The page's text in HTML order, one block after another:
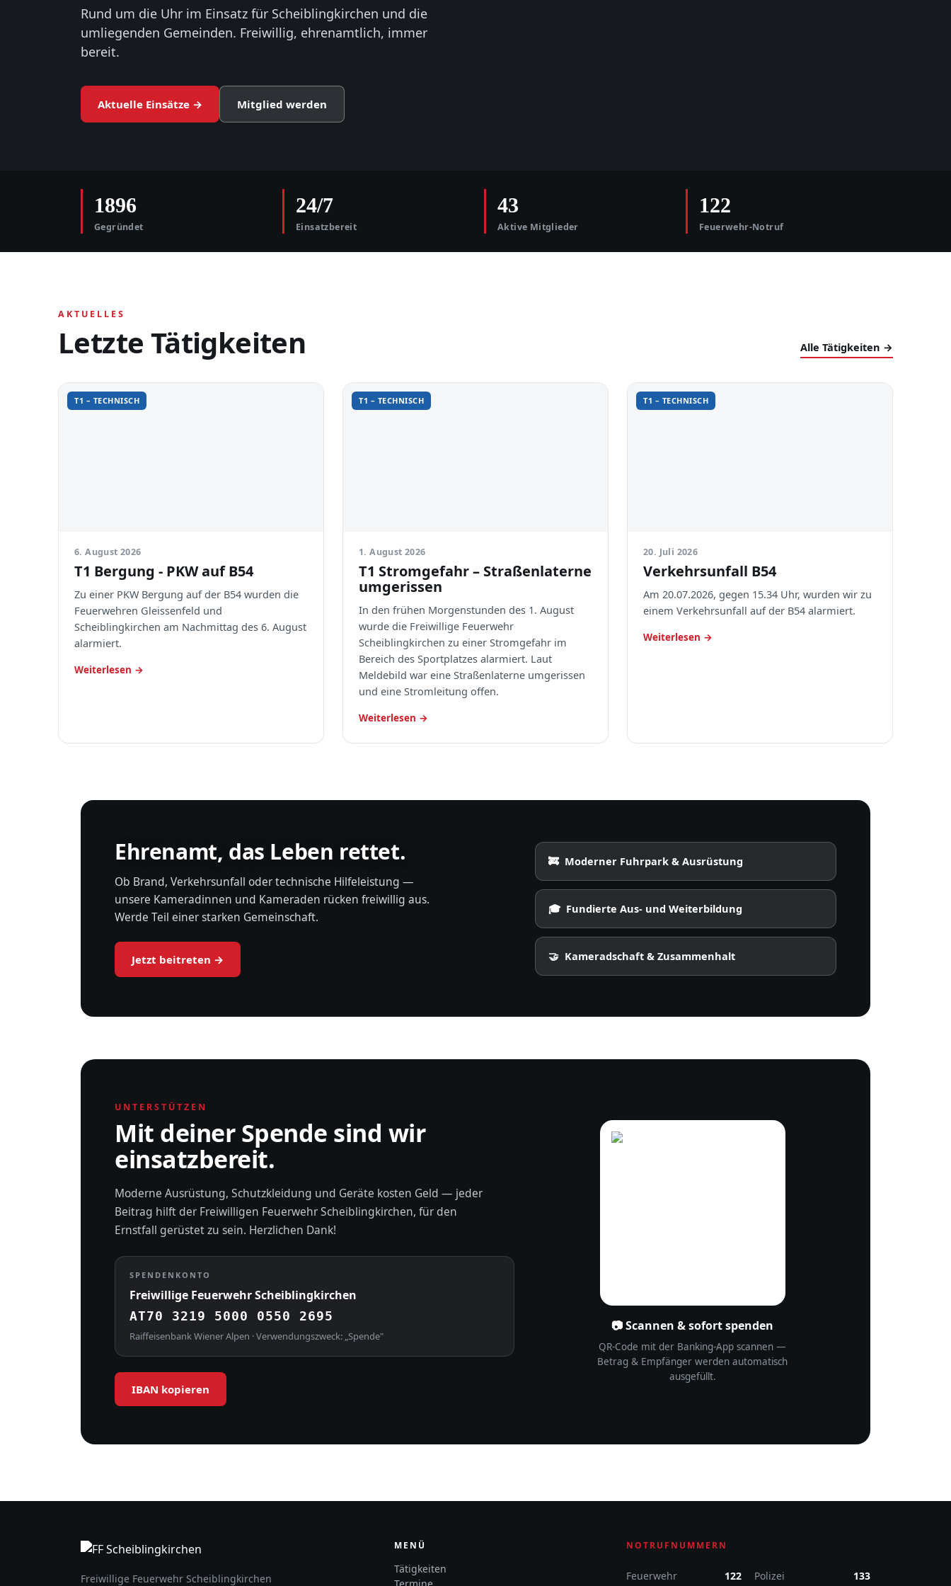
Rund um die Uhr im Einsatz für Scheiblingkirchen und die
umliegenden Gemeinden. Freiwillig, ehrenamtlich, immer
bereit.
Aktuelle Einsätze → Mitglied werden
1896
Gegründet
24/7
Einsatzbereit
43
Aktive Mitglieder
122
Feuerwehr-Notruf
AKTUELLES
Letzte Tätigkeiten Alle Tätigkeiten →
T1 – TECHNISCH
6. August 2026
T1 Bergung - PKW auf B54
Zu einer PKW Bergung auf der B54 wurden die
Feuerwehren Gleissenfeld und
Scheiblingkirchen am Nachmittag des 6. August
alarmiert.
Weiterlesen →
T1 – TECHNISCH
1. August 2026
T1 Stromgefahr – Straßenlaterne
umgerissen
In den frühen Morgenstunden des 1. August
wurde die Freiwillige Feuerwehr
Scheiblingkirchen zu einer Stromgefahr im
Bereich des Sportplatzes alarmiert. Laut
Meldebild war eine Straßenlaterne umgerissen
und eine Stromleitung offen.
Weiterlesen →
T1 – TECHNISCH
20. Juli 2026
Verkehrsunfall B54
Am 20.07.2026, gegen 15.34 Uhr, wurden wir zu
einem Verkehrsunfall auf der B54 alarmiert.
Weiterlesen →
Ehrenamt, das Leben rettet.
Ob Brand, Verkehrsunfall oder technische Hilfeleistung —
unsere Kameradinnen und Kameraden rücken freiwillig aus.
Werde Teil einer starken Gemeinschaft.
Jetzt beitreten →
🚒 Moderner Fuhrpark & Ausrüstung
🎓 Fundierte Aus- und Weiterbildung
🤝 Kameradschaft & Zusammenhalt
UNTERSTÜTZEN
Mit deiner Spende sind wir
einsatzbereit.
Moderne Ausrüstung, Schutzkleidung und Geräte kosten Geld — jeder
Beitrag hilft der Freiwilligen Feuerwehr Scheiblingkirchen, für den
Ernstfall gerüstet zu sein. Herzlichen Dank!
SPENDENKONTO
Freiwillige Feuerwehr Scheiblingkirchen
AT70 3219 5000 0550 2695
Raiffeisenbank Wiener Alpen · Verwendungszweck: „Spende"
IBAN kopieren
📷 Scannen & sofort spenden
QR-Code mit der Banking-App scannen —
Betrag & Empfänger werden automatisch
ausgefüllt.
Freiwillige Feuerwehr Scheiblingkirchen
MENÜ
Tätigkeiten
NOTRUFNUMMERN
Feuerwehr 122 Polizei 133